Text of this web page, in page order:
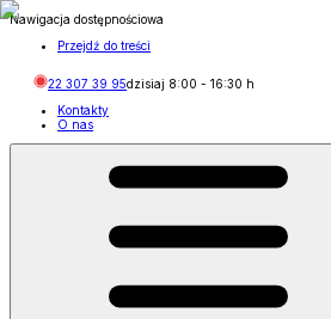
Nawigacja dostępnościowa
Przejdź do treści
22 307 39 95dzisiaj 8:00 - 16:30 h
Kontakty
O nas